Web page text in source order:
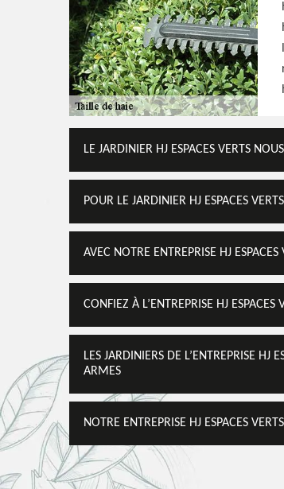
LE JARDINIER HJ ESPACES VERTS
POUR LE JARDINIER HJ ESPACES
AVEC NOTRE ENTREPRISE HJ
CONFIEZ À L’ENTREPRISE HJ
LES JARDINIERS DE L’ENTREPRISE HJ
ARMES
NOTRE ENTREPRISE HJ ESPACES